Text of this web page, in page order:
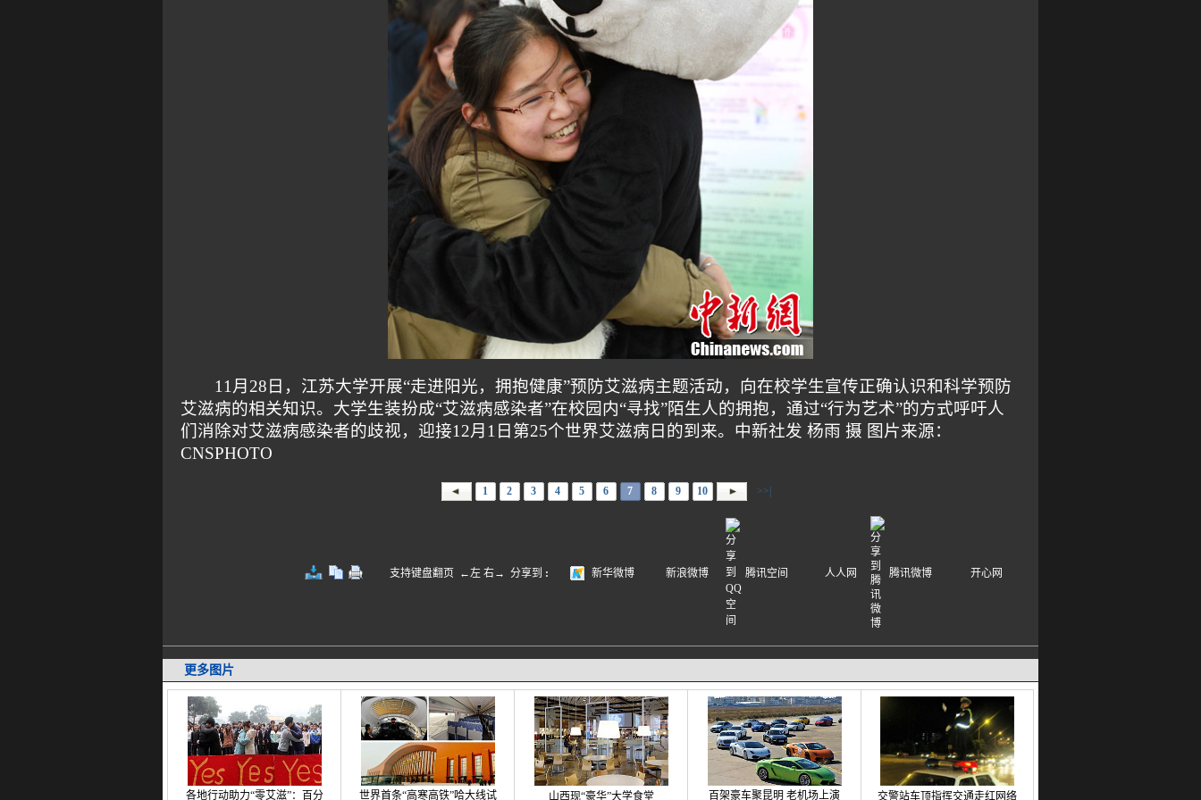
11月28日，江苏大学开展“走进阳光，拥抱健康”预防艾滋病主题活动，向在校学生宣传正确认识和科学预防
艾滋病的相关知识。大学生装扮成“艾滋病感染者”在校园内“寻找”陌生人的拥抱，通过“行为艺术”的方式呼吁人
们消除对艾滋病感染者的歧视，迎接12月1日第25个世界艾滋病日的到来。中新社发 杨雨 摄 图片来源：
CNSPHOTO
1 2 3 4 5 6 7 8 9 10 >>|
支持键盘翻页 ←左 右→ 分享到 : 新华微博 新浪微博 腾讯空间 人人网 腾讯微博 开心网
更多图片
各地行动助力“零艾滋”：百分 世界首条“高寒高铁”哈大线试 山西现“豪华”大学食堂 百架豪车聚昆明 老机场上演 交警站车顶指挥交通走红网络